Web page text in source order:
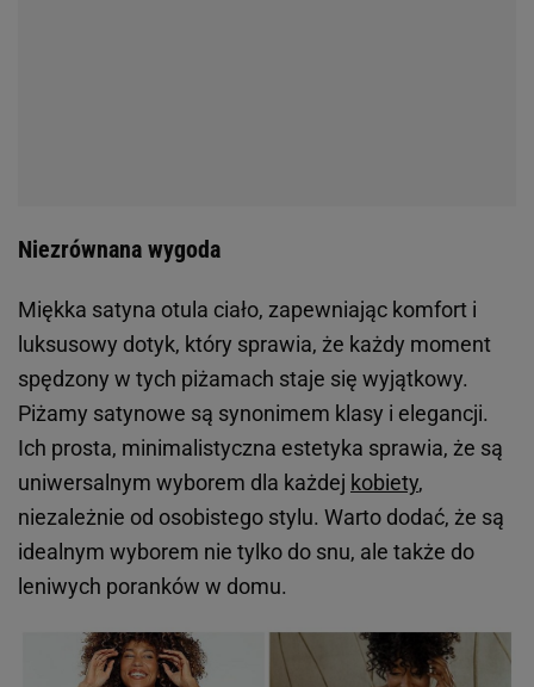
Niezrównana wygoda
Miękka satyna otula ciało, zapewniając komfort i
luksusowy dotyk, który sprawia, że każdy moment
spędzony w tych piżamach staje się wyjątkowy.
Piżamy satynowe są synonimem klasy i elegancji.
Ich prosta, minimalistyczna estetyka sprawia, że są
uniwersalnym wyborem dla każdej kobiety,
niezależnie od osobistego stylu. Warto dodać, że są
idealnym wyborem nie tylko do snu, ale także do
leniwych poranków w domu.